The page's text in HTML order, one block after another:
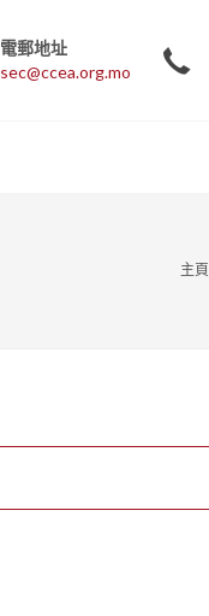
電郵地址
sec@ccea.org.mo
主頁